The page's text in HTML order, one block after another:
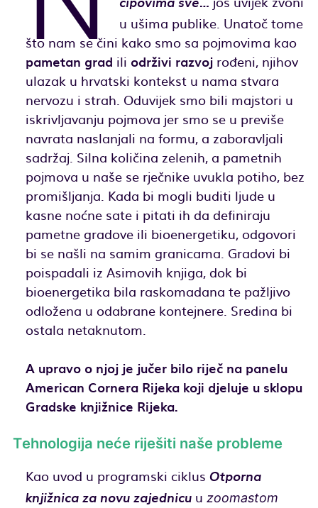
čipovima sve…
u ušima publike. Unatoč tome
što nam se čini kako smo sa pojmovima kao
pametan grad ili održivi razvojrođeni, njihov
ulazak u hrvatski kontekst u nama stvara
nervozu i strah. Oduvijek smo bili majstori u
iskrivljavanju pojmova jer smo se u previše
navrata naslanjali na formu, a zaboravljali
sadržaj. Silna količina zelenih, a pametnih
pojmova u naše se rječnike uvukla potiho, bez
promišljanja. Kada bi mogli buditi ljude u
kasne noćne sate i pitati ih da definiraju
pametne gradove ili bioenergetiku, odgovori
bi se našli na samim granicama. Gradovi bi
poispadali iz Asimovih knjiga, dok bi
bioenergetika bila raskomadana te pažljivo
odložena u odabrane kontejnere. Sredina bi
ostala netaknutom.
A upravo o njoj je jučer bilo riječ na panelu
American Cornera Rijeka koji djeluje u sklopu
Gradske knjižnice Rijeka.
Tehnologija neće riješiti naše probleme
Kao uvod u programski ciklus Otporna
knjižnica za novu zajednicuu zoomastom